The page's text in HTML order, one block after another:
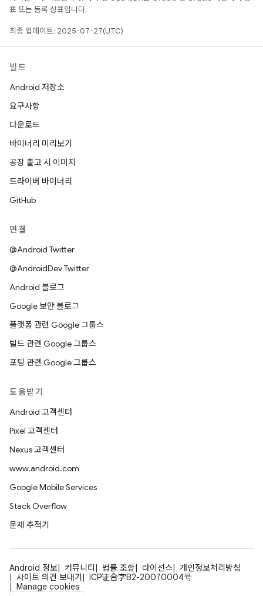
표 또는 등록 상표입니다.
최종 업데이트: 2025-07-27(UTC)
빌드
Android 저장소
요구사항
다운로드
바이너리 미리보기
공장 출고 시 이미지
드라이버 바이너리
GitHub
연결
@Android Twitter
@AndroidDev Twitter
Android 블로그
Google 보안 블로그
플랫폼 관련 Google 그룹스
빌드 관련 Google 그룹스
포팅 관련 Google 그룹스
도움받기
Android 고객센터
Pixel 고객센터
Nexus 고객센터
www.android.com
Google Mobile Services
Stack Overflow
문제 추적기
Android 정보 커뮤니티 법률 조항 라이선스
개인정보처리방침
사이트 의견 보내기
ICP证合字B2-20070004号
Manage cookies